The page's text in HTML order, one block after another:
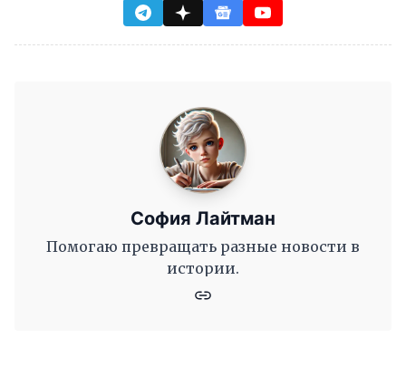
София Лайтман
Помогаю превращать разные новости в
истории.